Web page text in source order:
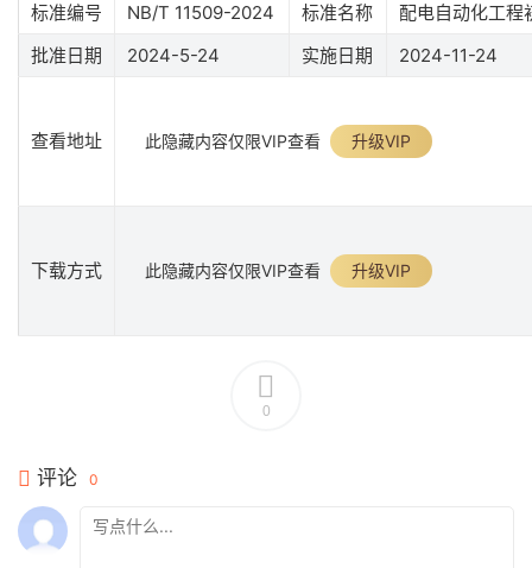
标准编号
NB/T 11509-2024 标准名称
配电自动化工程
批准日期
2024-5-24 实施日期 2024-11-24
查看地址 此隐藏内容仅限VIP查看 升级VIP
下载方式 此隐藏内容仅限VIP查看 升级VIP
0
评论 0